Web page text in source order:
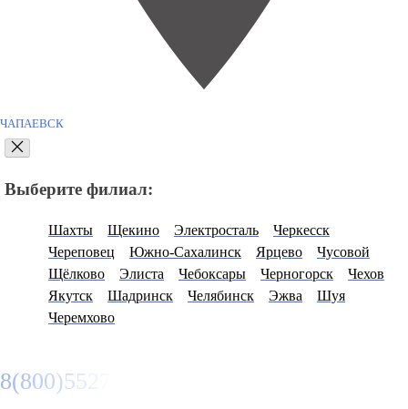
ЧАПАЕВСК
Выберите филиал:
Шахты Щекино Электросталь
Черкесск
Череповец
Южно-Сахалинск Ярцево
Чусовой
Щёлково
Элиста Чебоксары Черногорск
Чехов
Якутск
Шадринск Челябинск Эжва
Шуя
Черемхово
8(800)5527584